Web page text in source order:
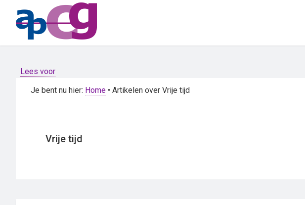
to
main
to
primary
Lees voor
Je bent nu hier: Home • Artikelen over Vrije tijd
Vrije tijd